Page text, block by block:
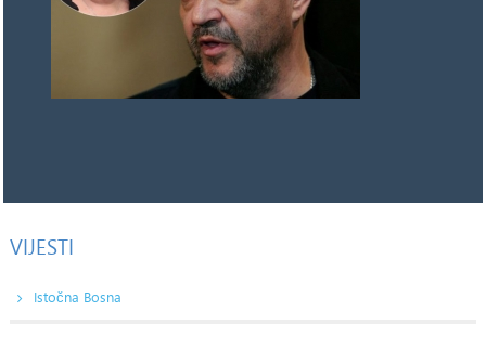
VIJESTI
Istočna Bosna